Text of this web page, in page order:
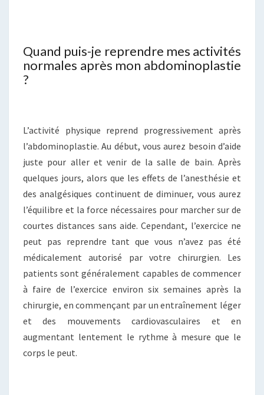
Quand puis-je reprendre mes activités
normales après mon abdominoplastie
?
L’activité physique reprend progressivement après
l’abdominoplastie. Au début, vous aurez besoin d’aide
juste pour aller et venir de la salle de bain. Après
quelques jours, alors que les effets de l’anesthésie et
des analgésiques continuent de diminuer, vous aurez
l’équilibre et la force nécessaires pour marcher sur de
courtes distances sans aide. Cependant, l’exercice ne
peut pas reprendre tant que vous n’avez pas été
médicalement autorisé par votre chirurgien. Les
patients sont généralement capables de commencer
à faire de l’exercice environ six semaines après la
chirurgie, en commençant par un entraînement léger
et des mouvements cardiovasculaires et en
augmentant lentement le rythme à mesure que le
corps le peut.